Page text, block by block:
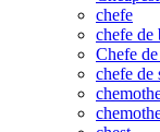
chefe
chefe de
Chefe
chefe de